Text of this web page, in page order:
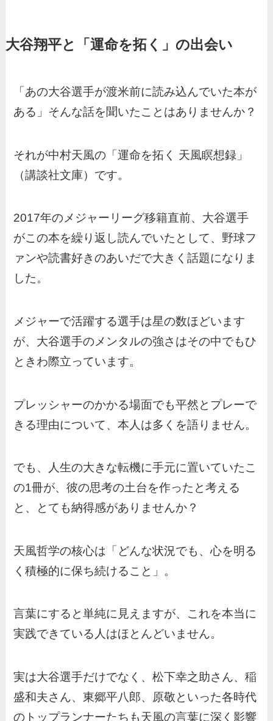
大谷翔平と「運命を拓く」の出会い
「あの大谷選手が渡米前に読み込んでいた本が
ある」そんな話を聞いたことはありませんか？
それが中村天風の「運命を拓く 天風瞑想録」
（講談社文庫）です。
2017年のメジャーリーグ移籍直前、大谷選手
がこの本を繰り返し読んでいたとして、野球フ
ァンや読書好きのあいだで大きく話題になりま
した。
メジャーで活躍する選手は星の数ほどいます
が、大谷選手のメンタルの強さはその中でもひ
ときわ際立っています。
プレッシャーのかかる場面でも平然とプレーで
きる理由について、本人は多くを語りません。
でも、人生の大きな転機に手元に置いていたこ
の1冊が、彼の思考の土台を作ったと考える
と、とても納得感がありませんか？
天風哲学の核心は「どんな状況でも、心を明る
く積極的に保ち続けること」。
言葉にすると単純に見えますが、これを本当に
実践できている人はほとんどいません。
実は大谷選手だけでなく、松下幸之助さん、稲
盛和夫さん、東郷平八郎、原敬といった各時代
のトップランナーたちも天風の言葉に深く影響